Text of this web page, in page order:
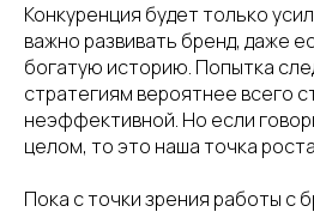
Конкуренция будет только
важно развивать бренд, даже
богатую историю. Попытка
стратегиям вероятнее всего
неэффективной. Но если
целом, то это наша точка
Пока с точки зрения работы с